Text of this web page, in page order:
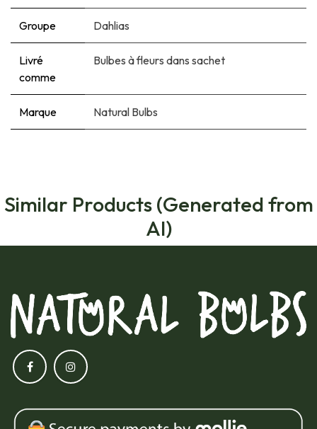
Groupe Dahlias
Livré
comme
Bulbes à fleurs dans sachet
Marque Natural Bulbs
Similar Products (Generated from
AI)